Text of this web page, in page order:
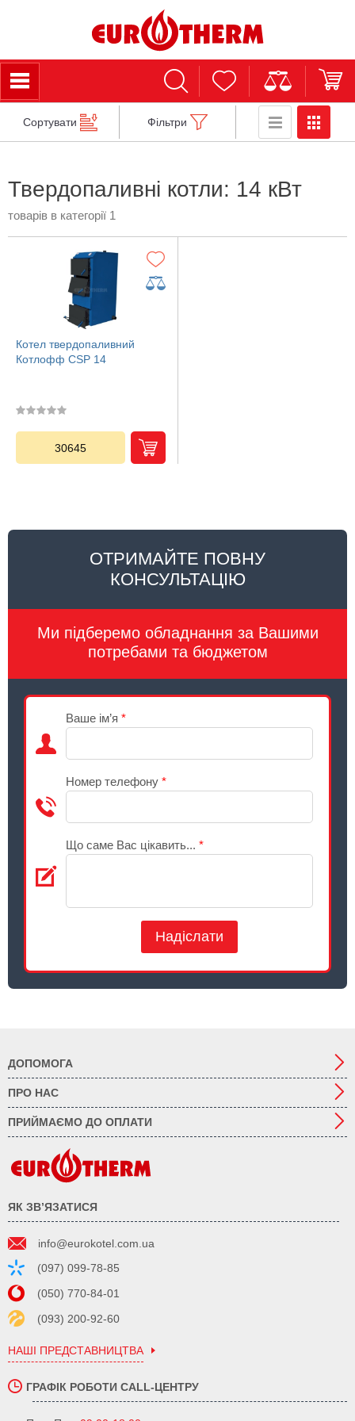
Сортувати Фільтри
Твердопаливні котли: 14 кВт
товарів в категорії 1
Котел твердопаливний
Котлофф CSP 14
30645
ОТРИМАЙТЕ ПОВНУ
КОНСУЛЬТАЦІЮ
Ми підберемо обладнання за Вашими
потребами та бюджетом
Ваше ім’я *
Номер телефону *
Що саме Вас цікавить... *
Надіслати
ДОПОМОГА
ПРО НАС
ПРИЙМАЄМО ДО ОПЛАТИ
ЯК ЗВ’ЯЗАТИСЯ
info@eurokotel.com.ua
(097) 099-78-85
(050) 770-84-01
(093) 200-92-60
НАШІ ПРЕДСТАВНИЦТВА
ГРАФІК РОБОТИ CALL-ЦЕНТРУ